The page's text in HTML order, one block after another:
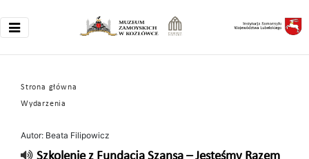
Strona główna
Wydarzenia
Autor: Beata Filipowicz